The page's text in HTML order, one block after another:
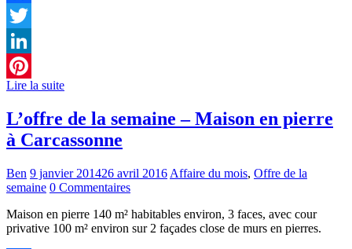
Facebook
Twitter
LinkedIn
Pinterest
Lire la suite
L’offre de la semaine – Maison en pierre
à Carcassonne
Ben 9 janvier 201426 avril 2016 Affaire du mois, Offre de la
semaine 0 Commentaires
Maison en pierre 140 m² habitables environ, 3 faces, avec cour
privative 100 m² environ sur 2 façades close de murs en pierres.